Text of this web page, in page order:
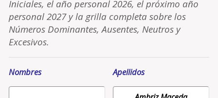
Iniciales, el año personal 2026, el próximo año
personal 2027 y la grilla completa sobre los
Números Dominantes, Ausentes, Neutros y
Excesivos.
Nombres Apellidos